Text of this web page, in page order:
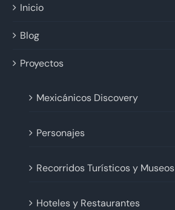
Inicio
Blog
Proyectos
Mexicánicos Discovery
Personajes
Recorridos Turísticos y Museos
Hoteles y Restaurantes